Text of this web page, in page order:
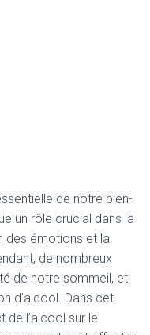
de notre bien-
un rôle crucial dans la
des émotions et la
de nombreux
de notre sommeil, et
d’alcool. Dans cet
de l’alcool sur le